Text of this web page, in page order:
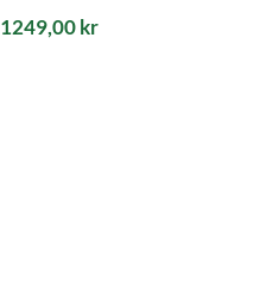
1249,00kr